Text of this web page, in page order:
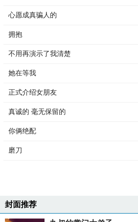
心愿成真骗人的
拥抱
不用再演示了我清楚
她在等我
正式介绍女朋友
真诚的 毫无保留的
你俩绝配
磨刀
封面推荐